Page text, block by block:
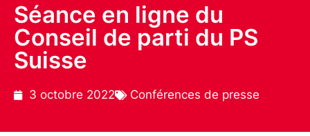
Séance en ligne du
Conseil de parti du PS
Suisse
3 octobre 2022 Conférences de presse